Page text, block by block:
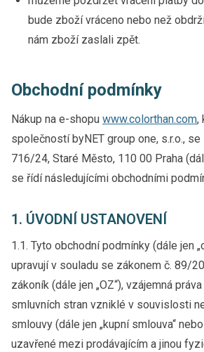
bude zboží vráceno nebo než
nám zboží zaslali zpět.
Obchodní podmínky
Nákup na e-shopu www.colorthan.com,
společností byNET group one, s.r.o.,
716/24, Staré Město, 110 00 Praha
se řídí následujícími obchodními
1. ÚVODNÍ USTANOVENÍ
1.1. Tyto obchodní podmínky (dále jen
upravují v souladu se zákonem č. 89/
zákoník (dále jen „OZ“), vzájemná
smluvních stran vzniklé v souvislosti
smlouvy (dále jen „kupní smlouva“ nebo
uzavřené mezi prodávajícím a jinou